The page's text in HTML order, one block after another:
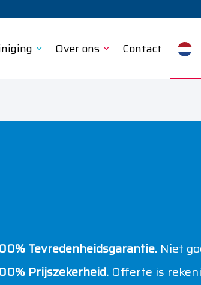
Over ons Contact
Tevredenheidsgarantie. Niet
Prijszekerheid. Offerte is